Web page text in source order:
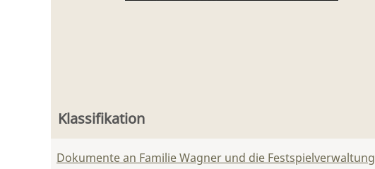
Klassifikation
Dokumente an Familie Wagner und die Festspielverwaltung